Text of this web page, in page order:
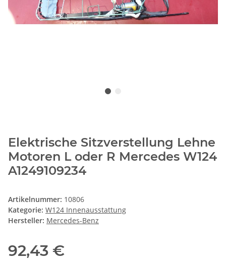
Elektrische Sitzverstellung Lehne
Motoren L oder R Mercedes W124
A1249109234
Artikelnummer: 10806
Kategorie: W124 Innenausstattung
Hersteller: Mercedes-Benz
92,43 €